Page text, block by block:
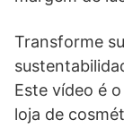
Transforme
Este vídeo é
loja de